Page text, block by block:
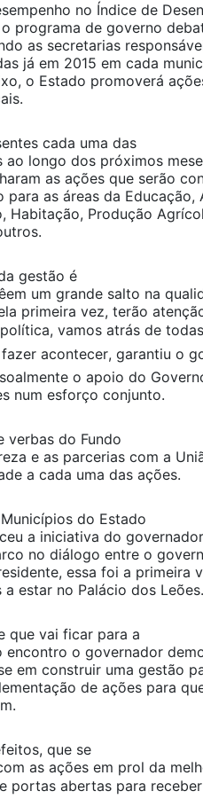
no Índice de
programa de governo
as secretarias
já em 2015 em cada
o Estado promoverá
cada uma das
longo dos próximos
as ações que serão
as áreas da Educação,
Habitação, Produção
gestão é
um grande salto na
primeira vez, terão
vamos atrás de
acontecer, garantiu o
o apoio do
num esforço conjunto.
verbas do Fundo
e as parcerias com a
a cada uma das ações.
do Estado
a iniciativa do
no diálogo entre o
essa foi a primeira
estar no Palácio dos Leões.
que vai ficar para a
encontro o governador
em construir uma gestão
de ações para
que se
as ações em prol da
portas abertas para